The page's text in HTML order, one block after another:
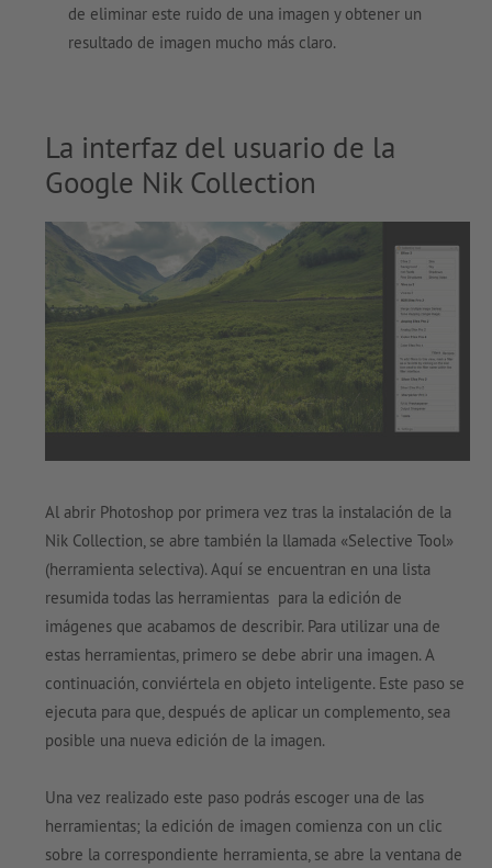
de eliminar este ruido de una imagen y obtener un
resultado de imagen mucho más claro.
La interfaz del usuario de la
Google Nik Collection
Al abrir Photoshop por primera vez tras la instalación de la
Nik Collection, se abre también la llamada «Selective Tool»
(herramienta selectiva). Aquí se encuentran en una lista
resumida todas las herramientas para la edición de
imágenes que acabamos de describir. Para utilizar una de
estas herramientas, primero se debe abrir una imagen. A
continuación, conviértela en objeto inteligente. Este paso se
ejecuta para que, después de aplicar un complemento, sea
posible una nueva edición de la imagen.
Una vez realizado este paso podrás escoger una de las
herramientas; la edición de imagen comienza con un clic
sobre la correspondiente herramienta, se abre la ventana de